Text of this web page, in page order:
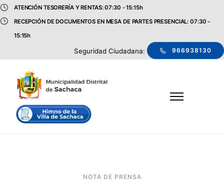
ATENCIÓN TESORERÍA Y RENTAS: 07:30 - 15:15h
RECEPCIÓN DE DOCUMENTOS EN MESA DE PARTES PRESENCIAL: 07:30 -
15:15h
Seguridad Ciudadana: 966938130
NOTA DE PRENSA